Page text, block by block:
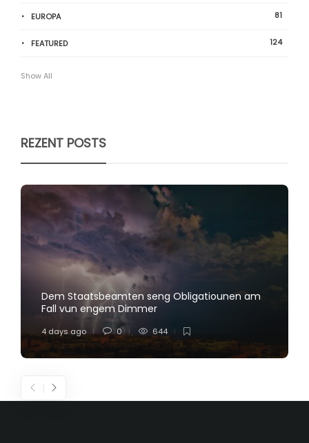
EUROPA 81
FEATURED 124
Show All
REZENT POSTS
Dem Staatsbeamten seng Obligatiounen am
Fall vun engem Dimmer
4 days ago 0 644